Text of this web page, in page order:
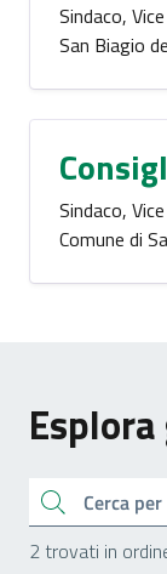
Sindaco,
San Biagio
Sindaco,
Comune di
Cerca
2 trovati in